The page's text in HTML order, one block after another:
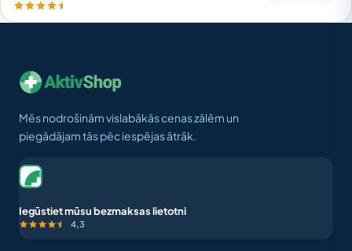
Mēs nodrošinām vislabākās cenas zālēm un
piegādājam tās pēc iespējas ātrāk.
Iegūstiet mūsu bezmaksas lietotni
4,3